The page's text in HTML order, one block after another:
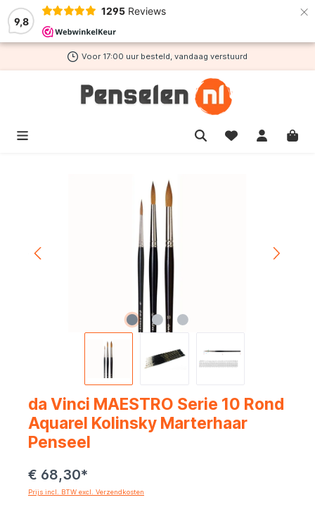
9,8
1295 Reviews ×
hoofdinhoud
Voor 17:00 uur besteld, vandaag verstuurd
da Vinci MAESTRO Serie 10 Rond
Aquarel Kolinsky Marterhaar
Penseel
€ 68,30*
Prijs incl. BTW excl. Verzendkosten